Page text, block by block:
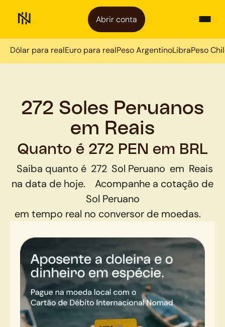
Abrir conta
Dólar para realEuro para realPeso ArgentinoLibraPeso
272 Soles Peruanos
em Reais
Quanto é 272 PEN em BRL
Saiba quanto é 272 Sol Peruano em Reais
na data de hoje.
Acompanhe a cotação de
Sol Peruano
em tempo real no conversor de moedas.